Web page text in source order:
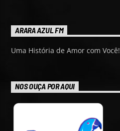
ARARA AZUL FM
Uma História de Amor com Você!
NOS OUÇA POR AQUI